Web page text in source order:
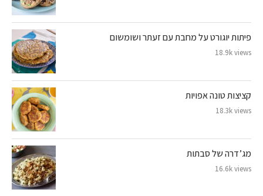
פיתות יוגורט על מחבת עם זעתר ושומשום
18.9k views
קציצות טונה אפויות
18.3k views
מג’דרה של סבתות
16.6k views